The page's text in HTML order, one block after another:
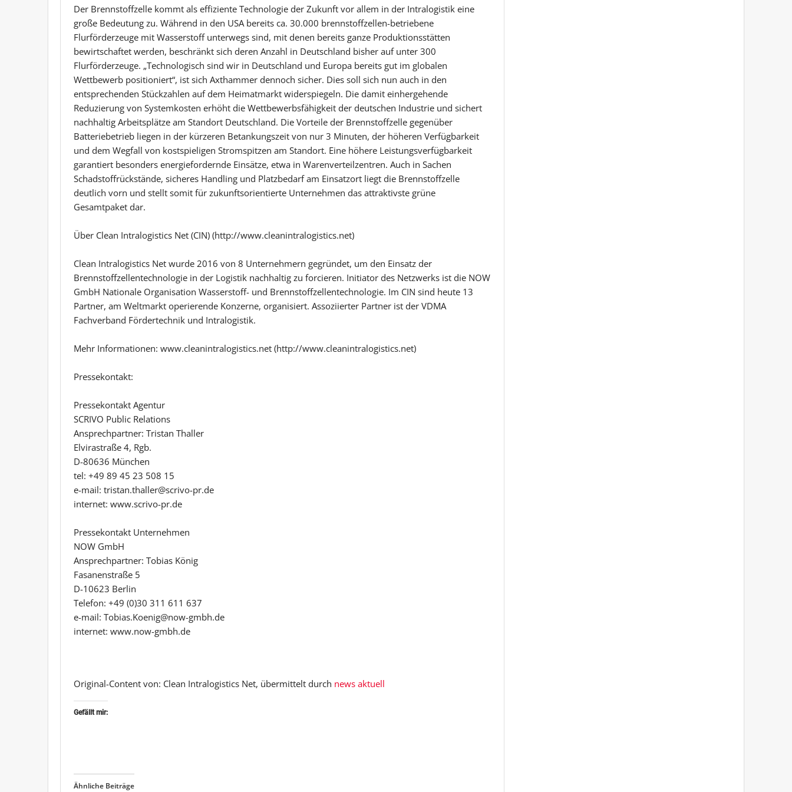
Der Brennstoffzelle kommt als effiziente Technologie der Zukunft vor allem in der Intralogistik eine
große Bedeutung zu. Während in den USA bereits ca. 30.000 brennstoffzellen-betriebene
Flurförderzeuge mit Wasserstoff unterwegs sind, mit denen bereits ganze Produktionsstätten
bewirtschaftet werden, beschränkt sich deren Anzahl in Deutschland bisher auf unter 300
Flurförderzeuge. „Technologisch sind wir in Deutschland und Europa bereits gut im globalen
Wettbewerb positioniert“, ist sich Axthammer dennoch sicher. Dies soll sich nun auch in den
entsprechenden Stückzahlen auf dem Heimatmarkt widerspiegeln. Die damit einhergehende
Reduzierung von Systemkosten erhöht die Wettbewerbsfähigkeit der deutschen Industrie und sichert
nachhaltig Arbeitsplätze am Standort Deutschland. Die Vorteile der Brennstoffzelle gegenüber
Batteriebetrieb liegen in der kürzeren Betankungszeit von nur 3 Minuten, der höheren Verfügbarkeit
und dem Wegfall von kostspieligen Stromspitzen am Standort. Eine höhere Leistungsverfügbarkeit
garantiert besonders energiefordernde Einsätze, etwa in Warenverteilzentren. Auch in Sachen
Schadstoffrückstände, sicheres Handling und Platzbedarf am Einsatzort liegt die Brennstoffzelle
deutlich vorn und stellt somit für zukunftsorientierte Unternehmen das attraktivste grüne
Gesamtpaket dar.
Über Clean Intralogistics Net (CIN) (http://www.cleanintralogistics.net)
Clean Intralogistics Net wurde 2016 von 8 Unternehmern gegründet, um den Einsatz der
Brennstoffzellentechnologie in der Logistik nachhaltig zu forcieren. Initiator des Netzwerks ist die NOW
GmbH Nationale Organisation Wasserstoff- und Brennstoffzellentechnologie. Im CIN sind heute 13
Partner, am Weltmarkt operierende Konzerne, organisiert. Assoziierter Partner ist der VDMA
Fachverband Fördertechnik und Intralogistik.
Mehr Informationen: www.cleanintralogistics.net (http://www.cleanintralogistics.net)
Pressekontakt:
Pressekontakt Agentur
SCRIVO Public Relations
Ansprechpartner: Tristan Thaller
Elvirastraße 4, Rgb.
D-80636 München
tel: +49 89 45 23 508 15
e-mail: tristan.thaller@scrivo-pr.de
internet: www.scrivo-pr.de
Pressekontakt Unternehmen
NOW GmbH
Ansprechpartner: Tobias König
Fasanenstraße 5
D-10623 Berlin
Telefon: +49 (0)30 311 611 637
e-mail: Tobias.Koenig@now-gmbh.de
internet: www.now-gmbh.de
Original-Content von: Clean Intralogistics Net, übermittelt durch news aktuell
Gefällt mir:
Ähnliche Beiträge